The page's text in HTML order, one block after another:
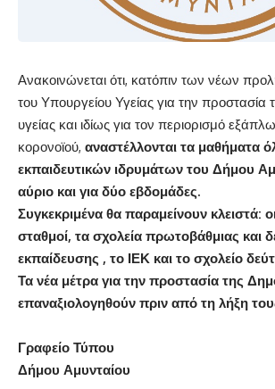
Ανακοινώνεται ότι, κατόπιν των νέων
του Υπουργείου Υγείας για την προστασία
υγείας και ιδίως για τον περιορισμό
κορονοϊού, αναστέλλονται τα μαθήματα
εκπαιδευτικών ιδρυμάτων του Δήμου
αύριο και για δύο εβδομάδες.
Συγκεκριμένα θα παραμείνουν κλειστά:
σταθμοί, τα σχολεία πρωτοβάθμιας και
εκπαίδευσης , το ΙΕΚ και το σχολείο
Τα νέα μέτρα για την προστασία της
επαναξιολογηθούν πριν από τη λήξη
Γραφείο Τύπου
Δήμου Αμυνταίου